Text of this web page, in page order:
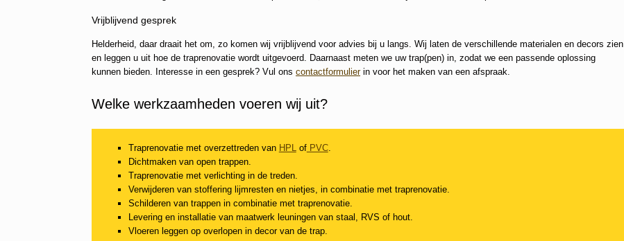
Vrijblijvend gesprek
Helderheid, daar draait het om, zo komen wij vrijblijvend voor advies bij u langs. Wij laten de verschillende materialen en decors zien
en leggen u uit hoe de traprenovatie wordt uitgevoerd. Daarnaast meten we uw trap(pen) in, zodat we een passende oplossing
kunnen bieden. Interesse in een gesprek? Vul ons contactformulierin voor het maken van een afspraak.
Welke werkzaamheden voeren wij uit?
Traprenovatie met overzettreden van HPL ofPVC.
Dichtmaken van open trappen.
Traprenovatie met verlichting in de treden.
Verwijderen van stoffering lijmresten en nietjes, in combinatie met traprenovatie.
Schilderen van trappen in combinatie met traprenovatie.
Levering en installatie van maatwerk leuningen van staal, RVS of hout.
Vloeren leggen op overlopen in decor van de trap.